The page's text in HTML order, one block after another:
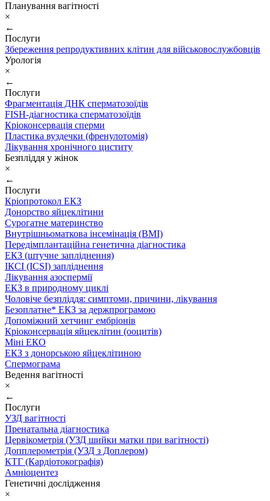
Планування вагітності
×
←
Послуги
Збереження репродуктивних клітин для військовослужбовців
Урологія
×
←
Послуги
Фрагментація ДНК сперматозоїдів
FISH-діагностика сперматозоїдів
Кріоконсервація сперми
Пластика вуздечки (френулотомія)
Лікування хронічного циститу
Безпліддя у жінок
×
←
Послуги
Кріопротокол ЕКЗ
Донорство яйцеклітини
Сурогатне материнство
Внутрішньоматкова інсемінація (ВМІ)
Передімплантаційна генетична діагностика
ЕКЗ (штучне запліднення)
ІКСІ (ICSI) запліднення
Лікування азоспермії
ЕКЗ в природному циклі
Чоловіче безпліддя: симптоми, причини, лікування
Безоплатне* ЕКЗ за держпрограмою
Допоміжний хетчинг ембріонів
Кріоконсервація яйцеклітин (ооцитів)
Міні ЕКО
ЕКЗ з донорською яйцеклітиною
Спермограма
Ведення вагітності
×
←
Послуги
УЗД вагітності
Пренатальна діагностика
Цервікометрія (УЗД шийки матки при вагітності)
Допплерометрія (УЗД з Доплером)
КТГ (Кардіотокографія)
Амніоцентез
Генетичні дослідження
×